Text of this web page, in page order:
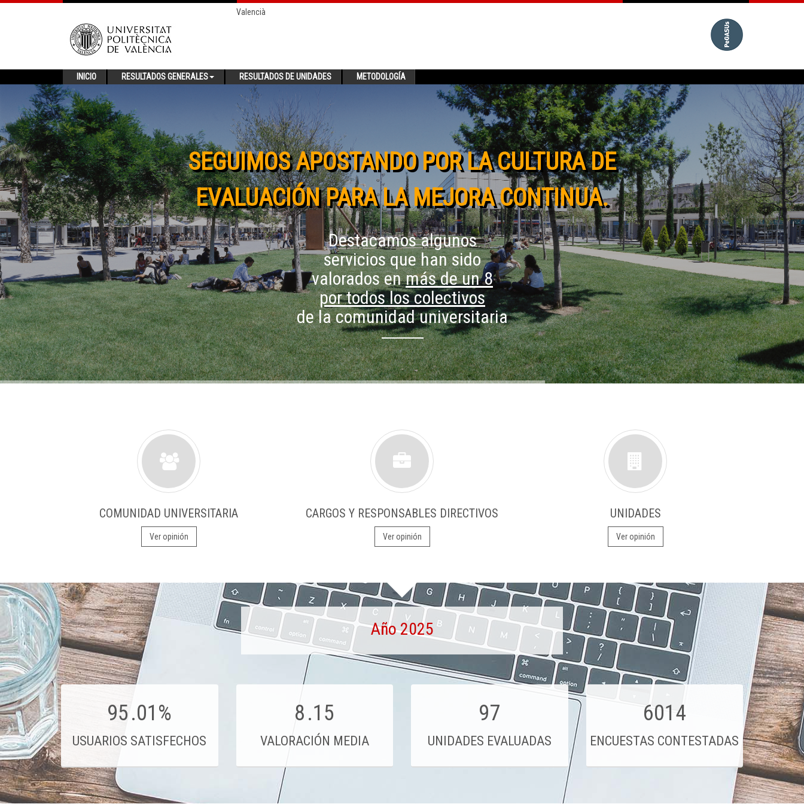
Valencià
INICIO RESULTADOS GENERALES RESULTADOS DE UNIDADES METODOLOGÍA
SEGUIMOS APOSTANDO POR LA CULTURA DE
EVALUACIÓN PARA LA MEJORA CONTINUA.
Destacamos algunos
servicios que han sido
valorados enmás de un 8
por todos los colectivos
de la comunidad universitaria
COMUNIDAD UNIVERSITARIA
Ver opinión
CARGOS Y RESPONSABLES DIRECTIVOS
Ver opinión
UNIDADES
Ver opinión
Año 2025
95.01%
USUARIOS SATISFECHOS
8.15
VALORACIÓN MEDIA
97
UNIDADES EVALUADAS
6014
ENCUESTAS CONTESTADAS